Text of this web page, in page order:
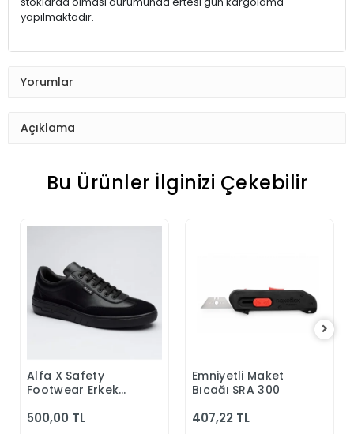
yapılmaktadır.
Yorumlar
Açıklama
Bu Ürünler İlginizi Çekebilir
Sepete Ekle
Alfa X Safety
Footwear Erkek
Klasik Ayakkabı
500,00 TL
Sepete Ekle
Emniyetli Maket
Bıçağı SRA 300
407,22 TL